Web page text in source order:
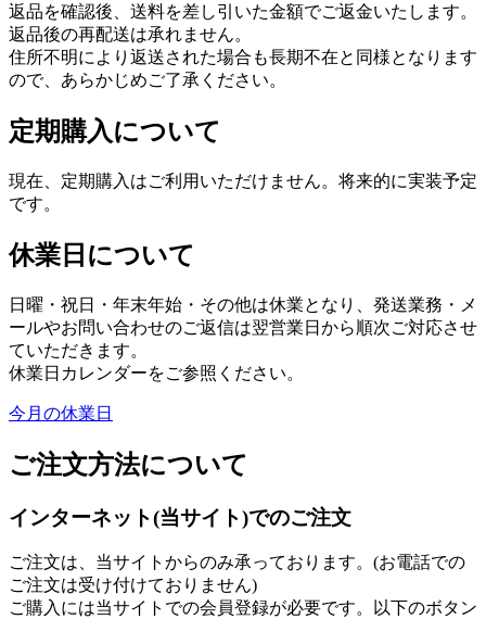
返品を確認後、送料を差し引いた金額でご返金いたします。
返品後の再配送は承れません。
住所不明により返送された場合も長期不在と同様となります
ので、あらかじめご了承ください。
定期購入について
現在、定期購入はご利用いただけません。将来的に実装予定
です。
休業日について
日曜・祝日・年末年始・その他は休業となり、発送業務・メ
ールやお問い合わせのご返信は翌営業日から順次ご対応させ
ていただきます。
休業日カレンダーをご参照ください。
今月の休業日
ご注文方法について
インターネット(当サイト)でのご注文
ご注文は、当サイトからのみ承っております。(お電話での
ご注文は受け付けておりません)
ご購入には当サイトでの会員登録が必要です。以下のボタン